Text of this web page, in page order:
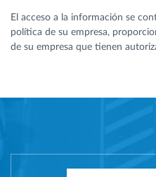
El acceso a la información se
política de su empresa,
de su empresa que tienen